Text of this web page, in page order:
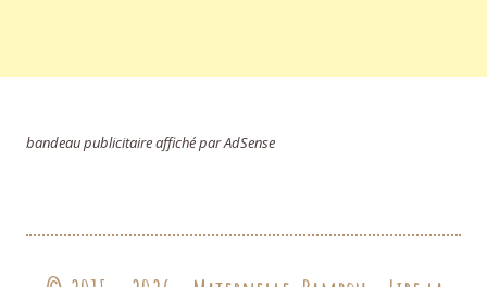
bandeau publicitaire affiché par AdSense